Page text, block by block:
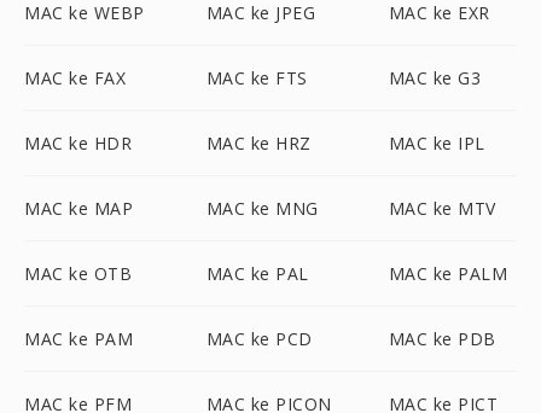
MAC ke WEBP MAC ke JPEG MAC ke EXR
MAC ke FAX MAC ke FTS MAC ke G3
MAC ke HDR MAC ke HRZ MAC ke IPL
MAC ke MAP MAC ke MNG MAC ke MTV
MAC ke OTB MAC ke PAL MAC ke PALM
MAC ke PAM MAC ke PCD MAC ke PDB
MAC ke PFM MAC ke PICON MAC ke PICT